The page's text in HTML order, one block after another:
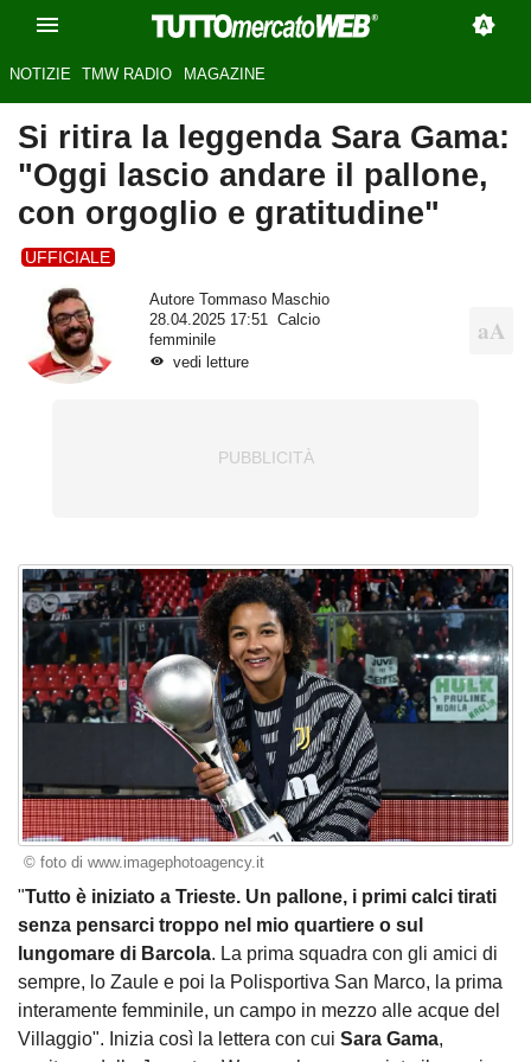
NOTIZIE TMW RADIO MAGAZINE
Si ritira la leggenda Sara Gama:
"Oggi lascio andare il pallone,
con orgoglio e gratitudine"
UFFICIALE
Autore
Tommaso Maschio
28.04.2025 17:51
Calcio
femminile
vedi letture
© foto di www.imagephotoagency.it
"Tutto è iniziato a Trieste. Un pallone, i primi calci tirati
senza pensarci troppo nel mio quartiere o sul
lungomare di Barcola. La prima squadra con gli amici di
sempre, lo Zaule e poi la Polisportiva San Marco, la prima
interamente femminile, un campo in mezzo alle acque del
Villaggio". Inizia così la lettera con cui Sara Gama,